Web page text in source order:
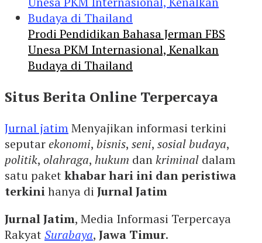
Prodi Pendidikan Bahasa Jerman FBS
Unesa PKM Internasional, Kenalkan
Budaya di Thailand
Situs Berita Online Terpercaya
Jurnal jatimMenyajikan informasi terkini
seputarekonomi, bisnis, seni, sosial budaya,
politik, olahraga, hukum dankriminal dalam
satu paketkhabar hari ini dan peristiwa
terkinihanya di Jurnal Jatim
Jurnal Jatim, Media Informasi Terpercaya
RakyatSurabaya, Jawa Timur.